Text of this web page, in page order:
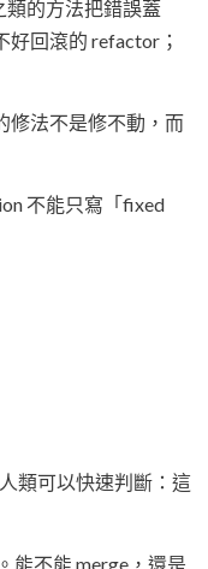
類的方法把錯誤蓋
回滾的 refactor；
修法不是修不動，而
不能只寫「fixed
類可以快速判斷：這
能不能 merge，還是